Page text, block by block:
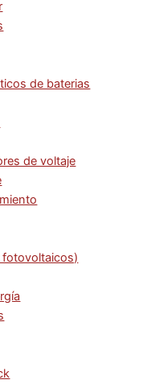
de baterias
de voltaje
fotovoltaicos)